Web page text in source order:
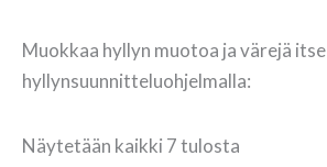
Muokkaa hyllyn muotoa ja värejä itse
hyllynsuunnitteluohjelmalla:
Näytetään kaikki 7 tulosta